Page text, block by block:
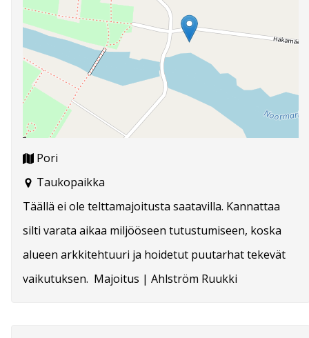
Pori
Taukopaikka
Täällä ei ole telttamajoitusta saatavilla. Kannattaa
silti varata aikaa miljööseen tutustumiseen, koska
alueen arkkitehtuuri ja hoidetut puutarhat tekevät
vaikutuksen. Majoitus | Ahlström Ruukki